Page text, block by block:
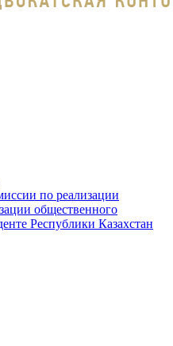
по реализации
общественного
Республики Казахстан